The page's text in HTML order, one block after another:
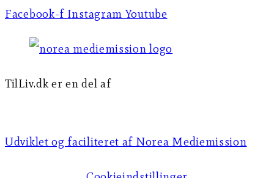
Facebook-f Instagram Youtube
TilLiv.dk er en del af
Udviklet og faciliteret af Norea Mediemission​​